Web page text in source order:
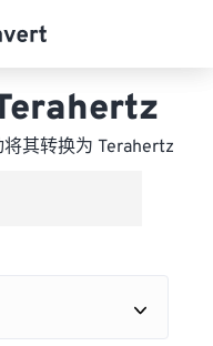
其转换为 Terahertz